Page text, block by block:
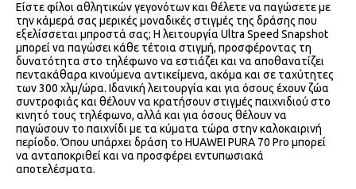
Είστε φίλοι αθλητικών γεγονότων και θέλετε να παγώσετε με
την κάμερά σας μερικές μοναδικές στιγμές της δράσης που
εξελίσσεται μπροστά σας; Η λειτουργία Ultra Speed Snapshot
μπορεί να παγώσει κάθε τέτοια στιγμή, προσφέροντας τη
δυνατότητα στο τηλέφωνο να εστιάζει και να αποθανατίζει
πεντακάθαρα κινούμενα αντικείμενα, ακόμα και σε ταχύτητες
των 300 χλμ/ώρα. Ιδανική λειτουργία και για όσους έχουν ζώα
συντροφιάς και θέλουν να κρατήσουν στιγμές παιχνιδιού στο
κινητό τους τηλέφωνο, αλλά και για όσους θέλουν να
παγώσουν το παιχνίδι με τα κύματα τώρα στην καλοκαιρινή
περίοδο. Όπου υπάρχει δράση το HUAWEI PURA 70 Pro μπορεί
να ανταποκριθεί και να προσφέρει εντυπωσιακά
αποτελέσματα.